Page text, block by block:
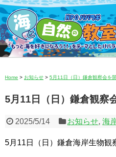
Home > お知らせ > 5月11日（日）鎌倉観察会を
5月11日（日）鎌倉観察
2025/5/14 お知らせ,海
5月11日（日）鎌倉海岸生物観